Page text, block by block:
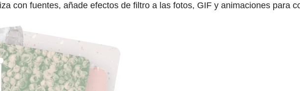
con fuentes, añade efectos de filtro a las fotos, GIF y animaciones para